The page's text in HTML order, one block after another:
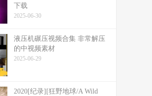
下载
2025-06-30
液压机碾压视频合集 非常解压
的中视频素材
2025-06-29
2020[纪录][狂野地球/A Wild